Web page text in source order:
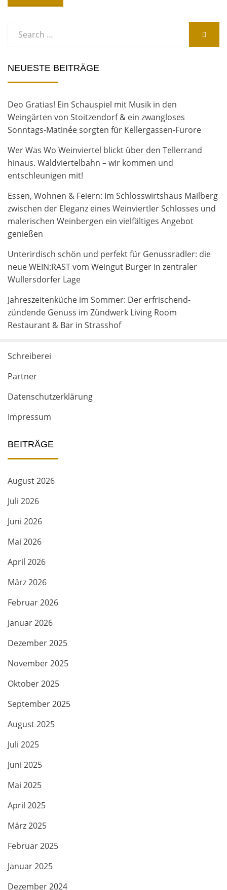
for:
NEUESTE BEITRÄGE
Deo Gratias! Ein Schauspiel mit Musik in den
Weingärten von Stoitzendorf & ein zwangloses
Sonntags-Matinée sorgten für Kellergassen-Furore
Wer Was Wo Weinviertel blickt über den Tellerrand
hinaus. Waldviertelbahn – wir kommen und
entschleunigen mit!
Essen, Wohnen & Feiern: Im Schlosswirtshaus Mailberg
zwischen der Eleganz eines Weinviertler Schlosses und
malerischen Weinbergen ein vielfältiges Angebot
genießen
Unterirdisch schön und perfekt für Genussradler: die
neue WEIN:RAST vom Weingut Burger in zentraler
Wullersdorfer Lage
Jahreszeitenküche im Sommer: Der erfrischend-
zündende Genuss im Zündwerk Living Room
Restaurant & Bar in Strasshof
Schreiberei
Partner
Datenschutzerklärung
Impressum
BEITRÄGE
August 2026
Juli 2026
Juni 2026
Mai 2026
April 2026
März 2026
Februar 2026
Januar 2026
Dezember 2025
November 2025
Oktober 2025
September 2025
August 2025
Juli 2025
Juni 2025
Mai 2025
April 2025
März 2025
Februar 2025
Januar 2025
Dezember 2024